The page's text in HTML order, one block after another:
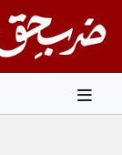
content